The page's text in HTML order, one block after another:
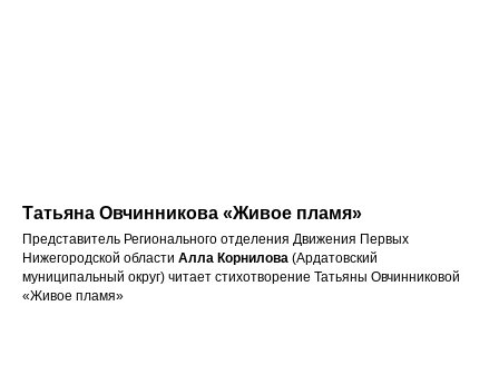
Татьяна Овчинникова «Живое пламя»
Представитель Регионального отделения Движения Первых
Нижегородской области Алла Корнилова (Ардатовский
муниципальный округ) читает стихотворение Татьяны Овчинниковой
«Живое пламя»